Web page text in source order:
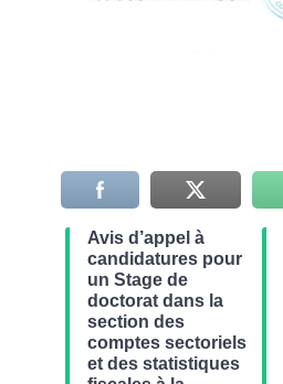
Avis d’appel à
candidatures pour
un Stage de
doctorat dans la
section des
comptes sectoriels
et des statistiques